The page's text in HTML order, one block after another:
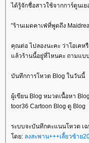
ได้รู้จักชื่อสาวใช้จากการ์ตูนเย
"ร้านเมดคาเฟ่ที่พูดถึง
คุณต่อ ไปลองนะคะ ว่าโอเคห
ล้วร้านนี้อยู่ที่ไหนคะ ถามแบบ
บันทึกการโหวต Blog ในวันนี้
ผู้เขียน Blog หมวดเนื้อหา
toor36 Cartoon Blog ดู Blog
ระบบจะบันทึกคะแนนโหวต เ
ดย: ลงสะพาน+++เลี้ยวซ้าย